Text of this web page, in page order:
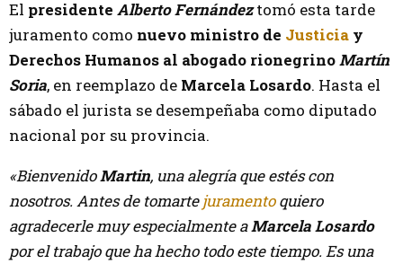
El presidente Alberto Fernándeztomó esta tarde
juramento como nuevo ministro de Justicia y
Derechos Humanos al abogado rionegrinoMartín
Soria, en reemplazo de Marcela Losardo. Hasta el
sábado el jurista se desempeñaba como diputado
nacional por su provincia.
«BienvenidoMartin, una alegría que estés con
nosotros. Antes de tomartejuramentoquiero
agradecerle muy especialmente aMarcela Losardo
por el trabajo que ha hecho todo este tiempo. Es una